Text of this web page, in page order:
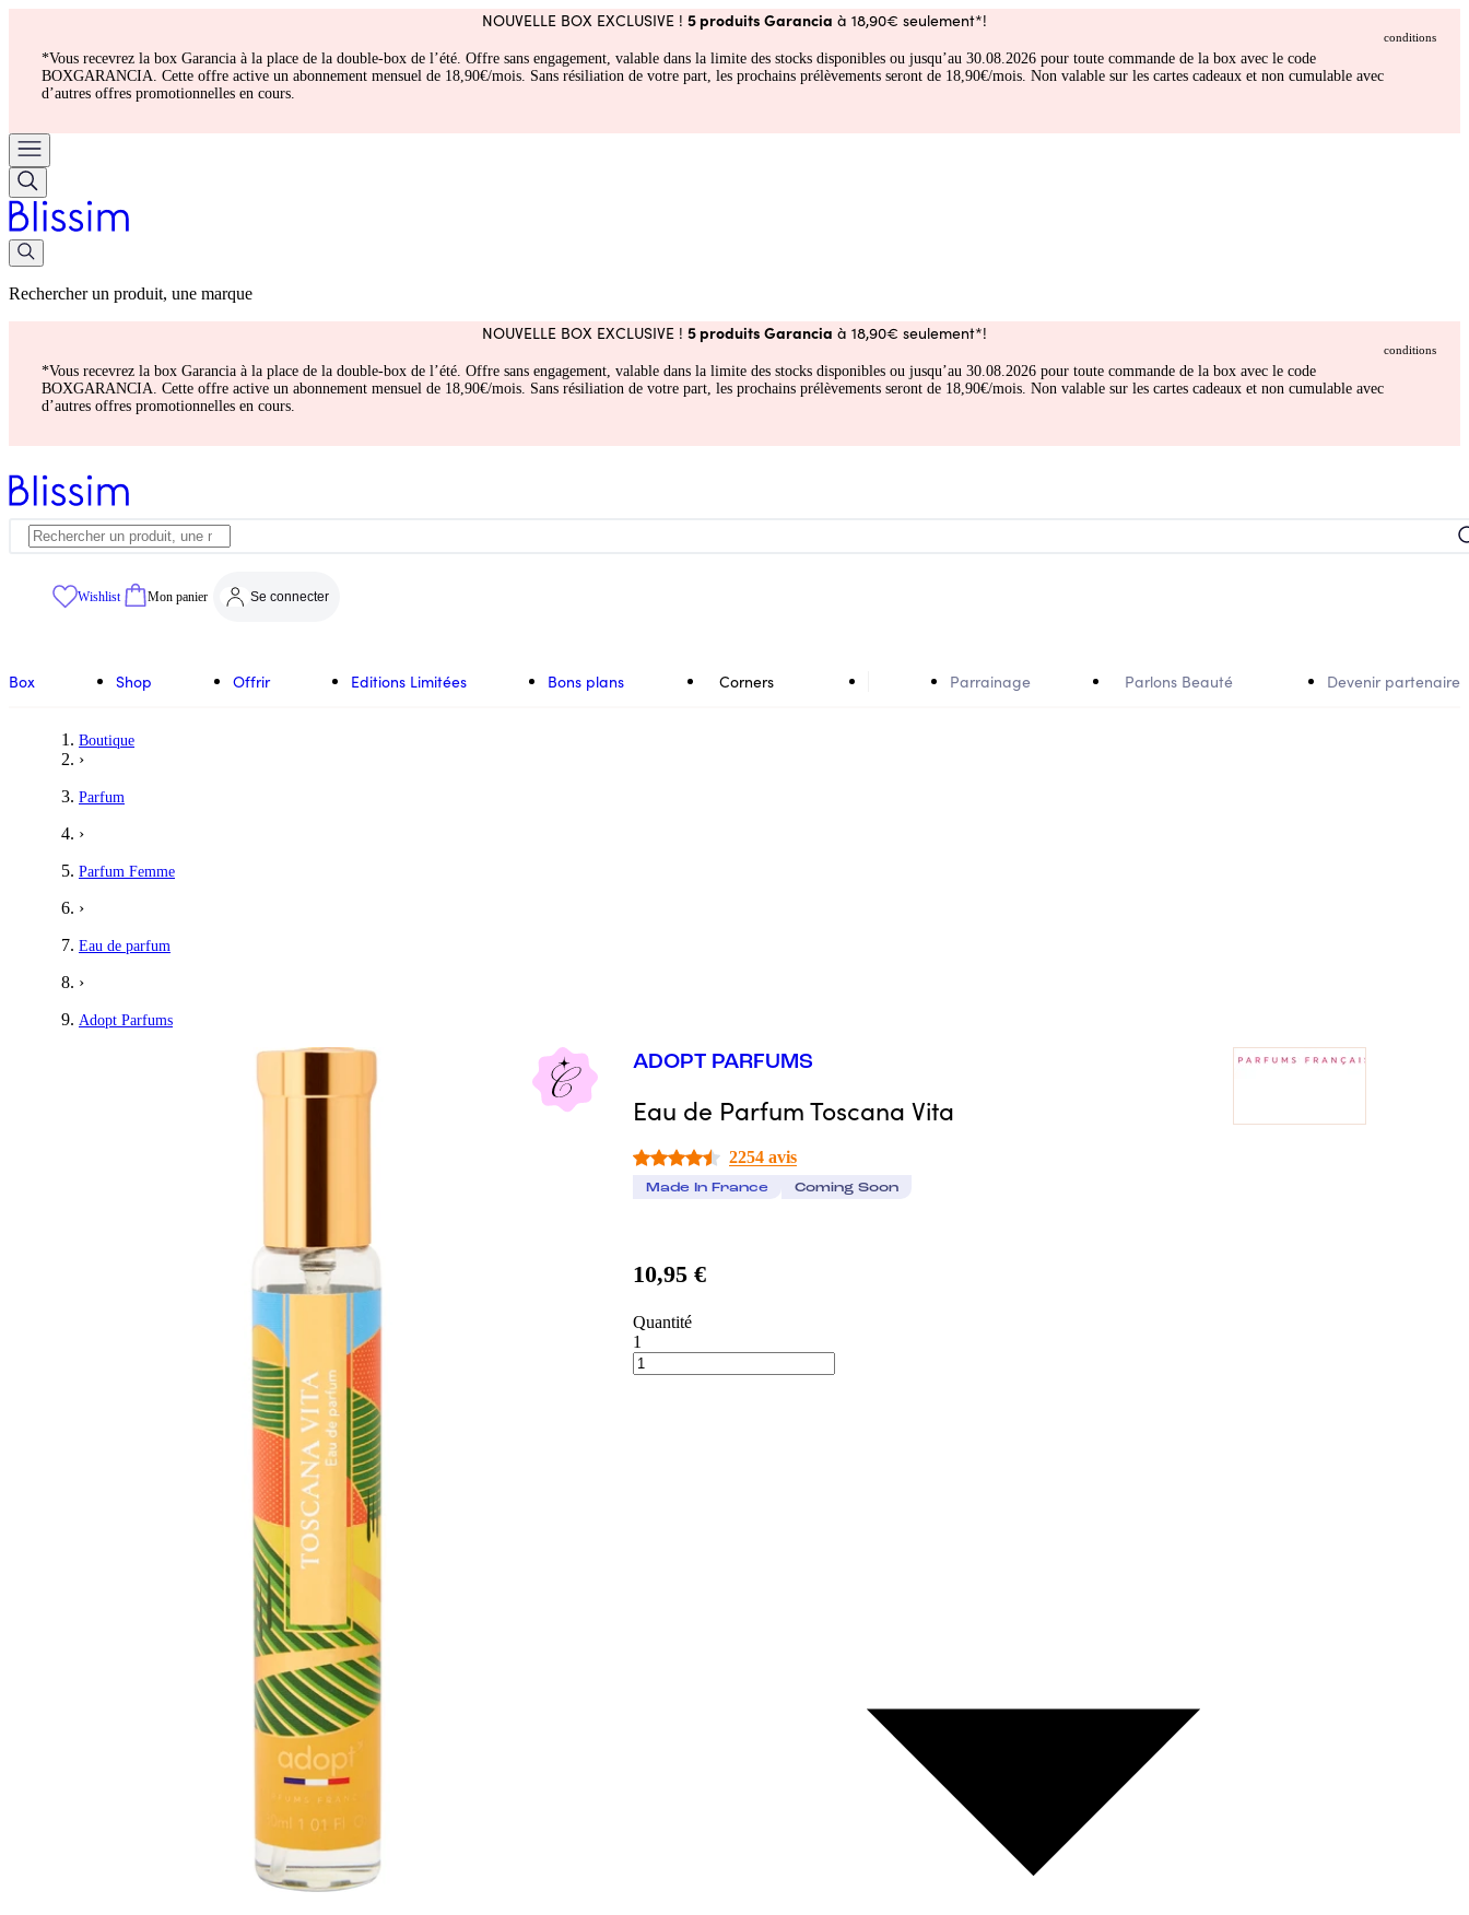
NOUVELLE BOX EXCLUSIVE ! 5 produits Garancia à 18,90€ seulement*!
conditions
*Vous recevrez la box Garancia à la place de la double-box de l’été. Offre sans engagement, valable dans la limite des stocks disponibles ou jusqu’au 30.08.2026 pour toute commande de la box avec le code
BOXGARANCIA. Cette offre active un abonnement mensuel de 18,90€/mois. Sans résiliation de votre part, les prochains prélèvements seront de 18,90€/mois. Non valable sur les cartes cadeaux et non cumulable avec
d’autres offres promotionnelles en cours.
Rechercher un produit, une marque
NOUVELLE BOX EXCLUSIVE ! 5 produits Garancia à 18,90€ seulement*!
conditions
*Vous recevrez la box Garancia à la place de la double-box de l’été. Offre sans engagement, valable dans la limite des stocks disponibles ou jusqu’au 30.08.2026 pour toute commande de la box avec le code
BOXGARANCIA. Cette offre active un abonnement mensuel de 18,90€/mois. Sans résiliation de votre part, les prochains prélèvements seront de 18,90€/mois. Non valable sur les cartes cadeaux et non cumulable avec
d’autres offres promotionnelles en cours.
Wishlist Mon panier Se connecter
Box Shop Offrir Editions Limitées Bons plans Corners Parrainage Parlons Beauté Devenir partenaire
Boutique
›
Parfum
›
Parfum Femme
›
Eau de parfum
›
Adopt Parfums
ADOPT PARFUMS
Eau de Parfum Toscana Vita
2254 avis
Made In France Coming Soon
10,95 €
Quantité
1